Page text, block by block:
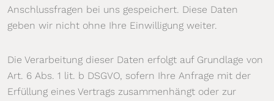
Anschlussfragen bei uns gespeichert. Diese Daten
geben wir nicht ohne Ihre Einwilligung weiter.
Die Verarbeitung dieser Daten erfolgt auf Grundlage von
Art. 6 Abs. 1 lit. b DSGVO, sofern Ihre Anfrage mit der
Erfüllung eines Vertrags zusammenhängt oder zur